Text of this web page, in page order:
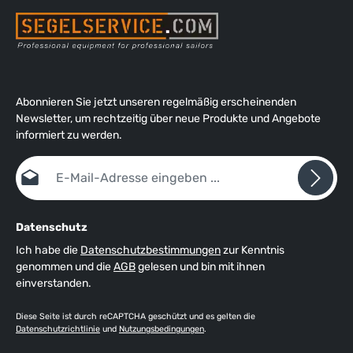
wasserdichtes Gewebe, hoch-atmungsaktiv, Oberfläche
schmutz- und wasserabweisend behandelt (XPEL®-
Technologie).
Abonnieren Sie jetzt unseren regelmäßig erscheinenden
Newsletter, um rechtzeitig über neue Produkte und Angebote
informiert zu werden.
E-Mail-Adresse*
Datenschutz
Ich habe die Datenschutzbestimmungenzur Kenntnis
genommen und dieAGBgelesen und bin mit ihnen
einverstanden.
Diese Seite ist durch reCAPTCHA geschützt und es gelten die
Datenschutzrichtlinie und Nutzungsbedingungen.